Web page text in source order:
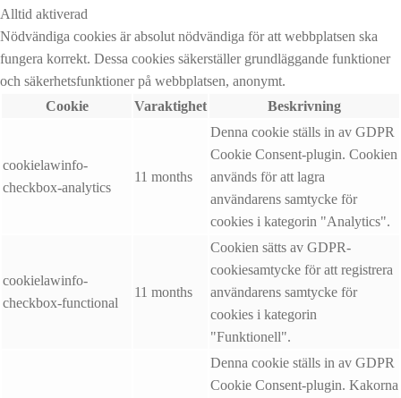
Alltid aktiverad
Nödvändiga cookies är absolut nödvändiga för att webbplatsen ska
fungera korrekt. Dessa cookies säkerställer grundläggande funktioner
och säkerhetsfunktioner på webbplatsen, anonymt.
Cookie
Varaktighet Beskrivning
cookielawinfo-
checkbox-analytics
11 months
Denna cookie ställs in av GDPR
Cookie Consent-plugin. Cookien
används för att lagra
användarens samtycke för
cookies i kategorin "Analytics".
cookielawinfo-
checkbox-functional
11 months
Cookien sätts av GDPR-
cookiesamtycke för att registrera
användarens samtycke för
cookies i kategorin
"Funktionell".
Denna cookie ställs in av GDPR
Cookie Consent-plugin. Kakorna